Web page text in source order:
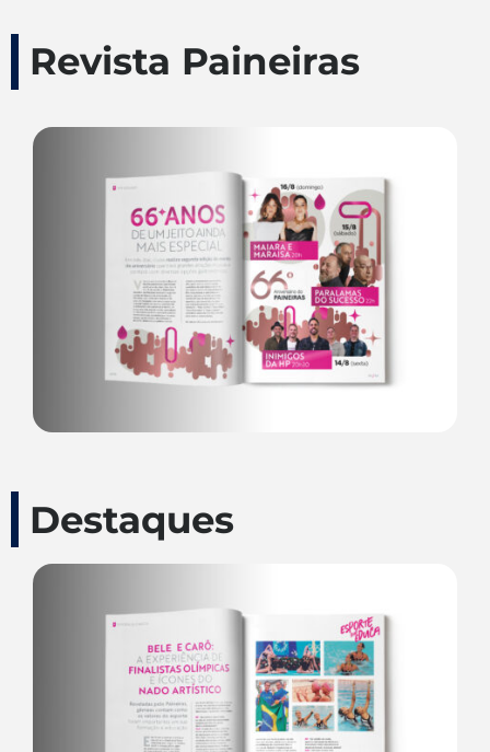
Revista Paineiras
Destaques